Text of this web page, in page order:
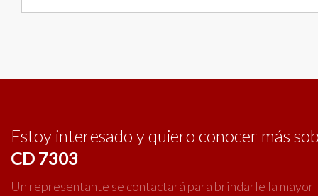
Estoy interesado y quiero conocer más
CD 7303
Un representante se contactará para brindarle la mayor